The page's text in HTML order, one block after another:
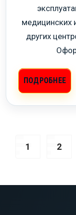
медицинских
других
ПОДРОБНЕЕ
1 2